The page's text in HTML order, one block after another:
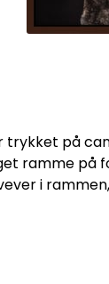
trykket på
ramme på
i